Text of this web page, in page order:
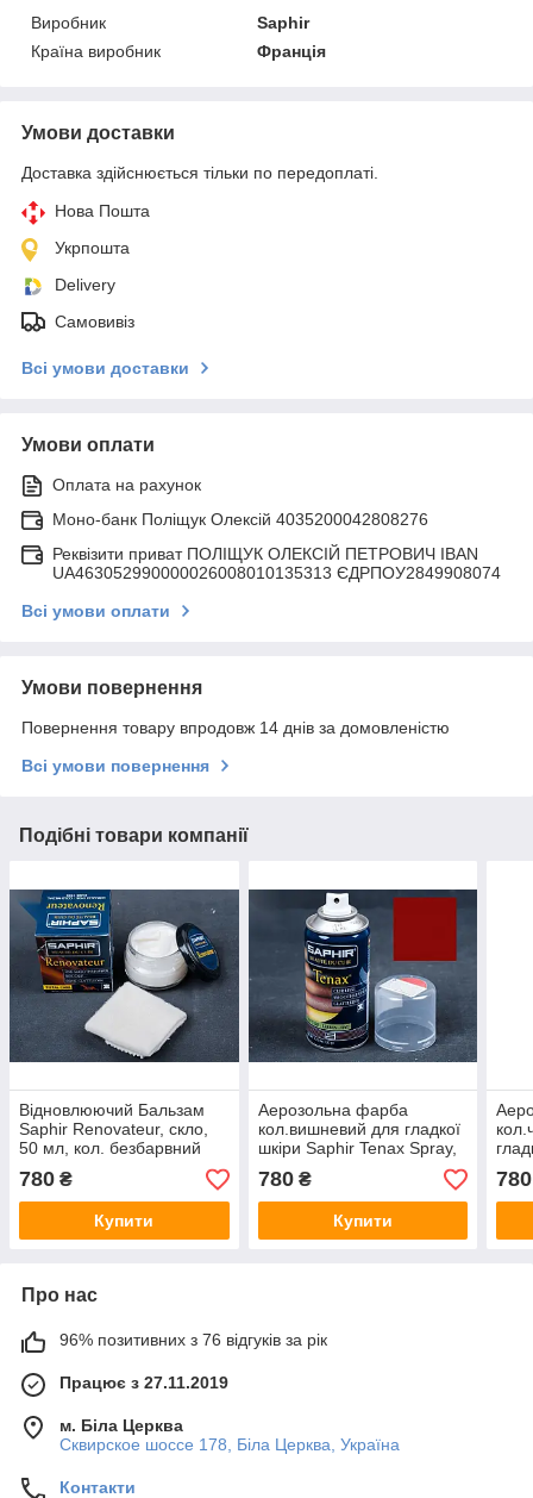
Виробник
Saphir
Країна виробник
Франція
Умови доставки
Доставка здійснюється тільки по передоплаті.
Нова Пошта
Укрпошта
Delivery
Самовивіз
Всі умови доставки
Умови оплати
Оплата на рахунок
Моно-банк Поліщук Олексій 4035200042808276
Реквізити приват ПОЛІЩУК ОЛЕКСІЙ ПЕТРОВИЧ IBAN
UA463052990000026008010135313 ЄДРПОУ2849908074
Всі умови оплати
Умови повернення
Повернення товару впродовж 14 днів за домовленістю
Всі умови повернення
Подібні товари компанії
Відновлюючий Бальзам
Saphir Renovateur, скло,
50 мл, кол. безбарвний
0122
780 ₴
Купити
Аерозольна фарба
кол.вишневий для гладкої
шкіри Saphir Tenax Spray,
150 мл (0823)(89)
780₴
Купити
780
Про нас
96% позитивних з 76 відгуків за рік
Працює з 27.11.2019
м. Біла Церква
Сквирское шоссе 178, Біла Церква, Україна
Контакти